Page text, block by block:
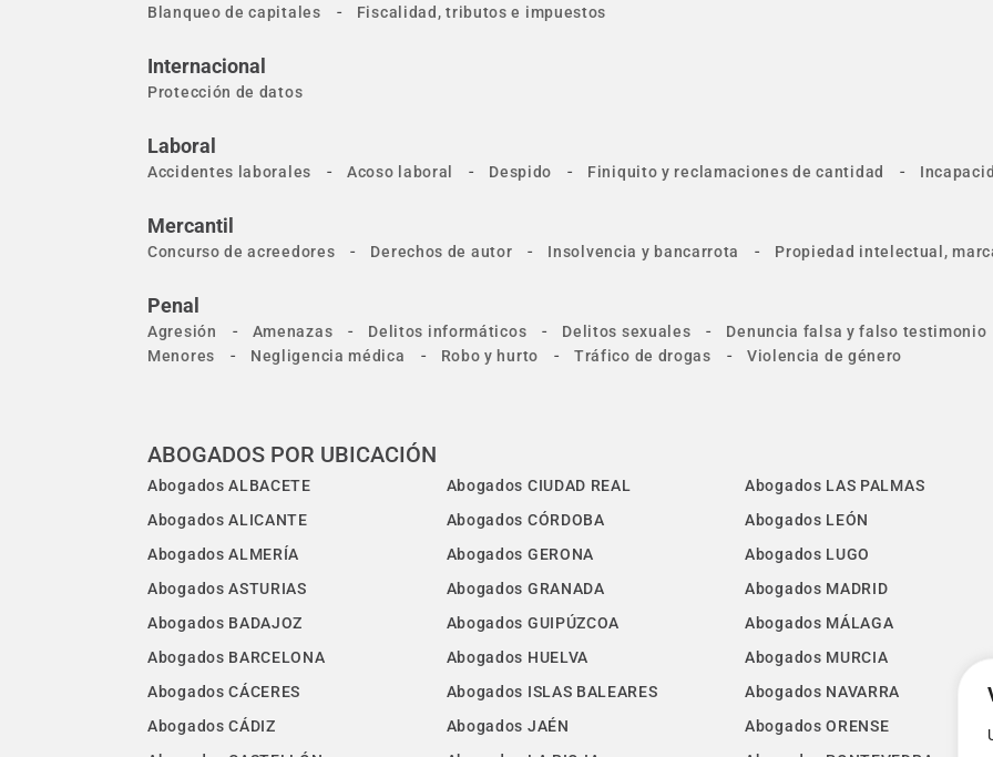
Blanqueo de capitales - Fiscalidad, tributos e impuestos
Internacional
Protección de datos
Laboral
Accidentes laborales - Acoso laboral - Despido - Finiquito y reclamaciones de cantidad -
Mercantil
Concurso de acreedores - Derechos de autor - Insolvencia y bancarrota - Propiedad intelectual,
Penal
Agresión - Amenazas - Delitos informáticos - Delitos sexuales - Denuncia falsa y falso testimonio
Menores - Negligencia médica - Robo y hurto - Tráfico de drogas - Violencia de género
ABOGADOS POR UBICACIÓN
Abogados ALBACETE Abogados CIUDAD REAL Abogados LAS PALMAS
Abogados ALICANTE
Abogados CÓRDOBA Abogados LEÓN
Abogados ALMERÍA
Abogados GERONA Abogados LUGO
Abogados ASTURIAS
Abogados GRANADA Abogados MADRID
Abogados BADAJOZ
Abogados GUIPÚZCOA Abogados MÁLAGA
Abogados BARCELONA
Abogados HUELVA Abogados MURCIA
Abogados CÁCERES
Abogados ISLAS BALEARES Abogados NAVARRA
Abogados CÁDIZ
Abogados JAÉN Abogados ORENSE